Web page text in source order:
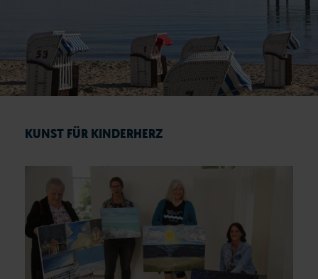
KUNST FÜR KINDERHERZ